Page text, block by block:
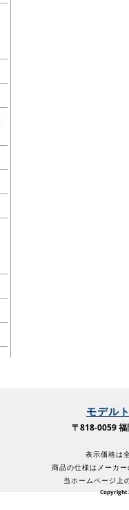
モデル
〒818-0059
表示価格は
商品の仕様はメーカ
当ホームページ上
Copyright